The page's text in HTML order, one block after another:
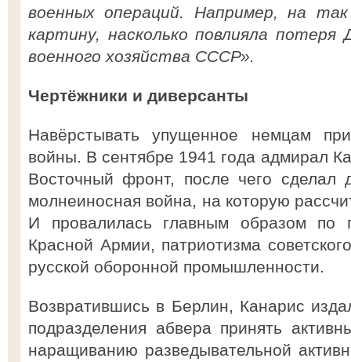
военных операций. Например, на
картину, насколько повлияла
военного хозяйства СССР».
Чертёжники и диверсанты
Навёрстывать упущенное немцам
войны. В сентябре 1941 года адмирал
Восточный фронт, после чего
молнеиносная война, на которую
И провалилась главным образом по
Красной Армии, патриотизма
русской оборонной промышленности.
Возвратившись в Берлин, Канарис
подразделения абвера принять
наращиванию разведывательной